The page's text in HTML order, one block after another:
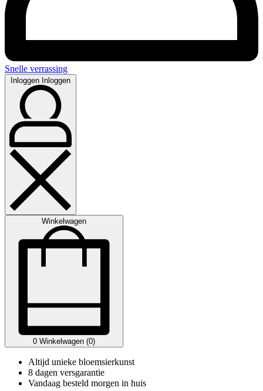
Snelle verrassing
Inloggen Inloggen
Winkelwagen
0 Winkelwagen (0)
Altijd unieke bloemsierkunst
8 dagen versgarantie
Vandaag besteld morgen in huis